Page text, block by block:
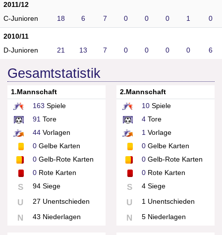
2011/12
C-Junioren
18 6 7 0 0 0 1 0
2010/11
D-Junioren
21 13 7 0 0 0 0 6
Gesamtstatistik
1.Mannschaft
163 Spiele
91 Tore
44 Vorlagen
0 Gelbe Karten
0 Gelb-Rote Karten
0 Rote Karten
S 94 Siege
U 27 Unentschieden
N 43 Niederlagen
2.Mannschaft
10Spiele
4Tore
1 Vorlage
0Gelbe Karten
0Gelb-Rote Karten
0Rote Karten
S 4 Siege
U 1 Unentschieden
N 5 Niederlagen